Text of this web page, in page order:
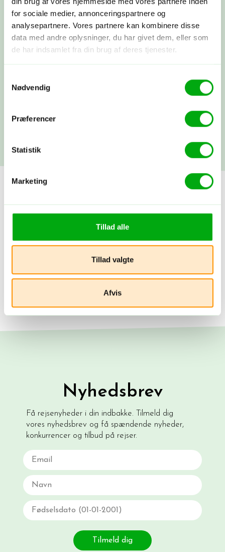
for sociale medier, annonceringspartnere og
analysepartnere. Vores partnere kan kombinere disse
data med andre oplysninger, du har givet dem, eller som
de har indsamlet fra din brug af deres tjenester.
Nødvendig
Præferencer
Statistik
Marketing
Tillad alle
Tillad valgte
Afvis
Booking
Du betaler depositum, vi booker alt som
aftalt, og du modtager alle dine
rejsepapirer, så du rigtig kan glæde
under rejsen. Vi snakkes ved, når du
Nyhedsbrev
Få rejsenyheder i din indbakke. Tilmeld dig
vores nyhedsbrev og få spændende nyheder,
konkurrencer og tilbud på rejser.
Email
Navn
Fødselsdato
Tilmeld dig